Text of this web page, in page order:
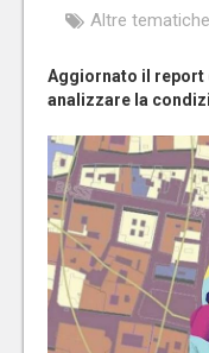
Altre tematiche
Aggiornato il report
analizzare la